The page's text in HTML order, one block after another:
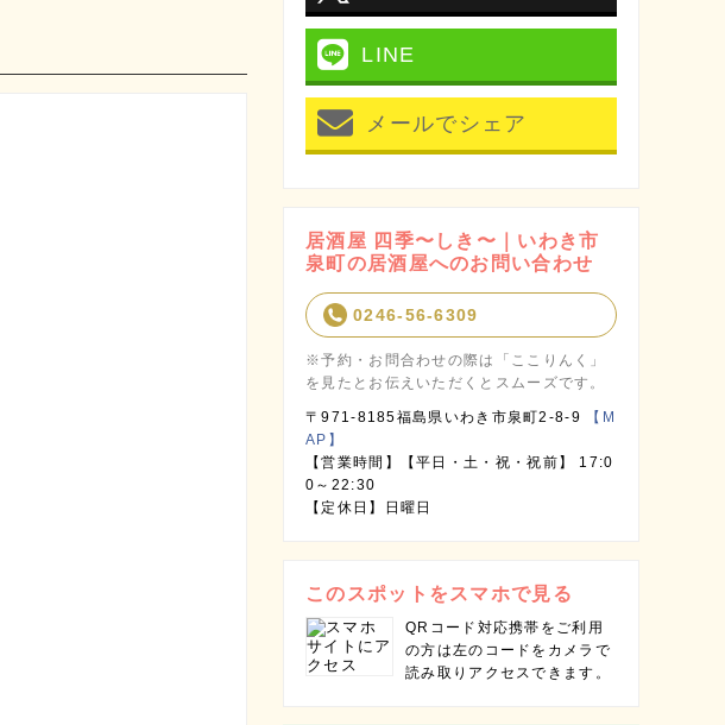
LINE
メールでシェア
居酒屋 四季〜しき〜｜いわき市
泉町の居酒屋へのお問い合わせ
0246-56-6309
※予約・お問合わせの際は「ここりんく」
を見たとお伝えいただくとスムーズです。
〒971-8185福島県いわき市泉町2-8-9
【M
AP】
【営業時間】【平日・土・祝・祝前】 17:0
0～22:30
【定休日】日曜日
このスポットをスマホで見る
QRコード対応携帯をご利用
の方は左のコードをカメラで
読み取りアクセスできます。